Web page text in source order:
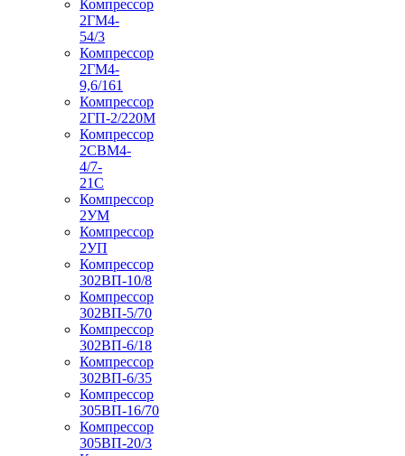
Компрессор
2ГМ4-
54/3
Компрессор
2ГМ4-
9,6/161
Компрессор
2ГП-2/220М
Компрессор
2СВМ4-
4/7-
21С
Компрессор
2УМ
Компрессор
2УП
Компрессор
302ВП-10/8
Компрессор
302ВП-5/70
Компрессор
302ВП-6/18
Компрессор
302ВП-6/35
Компрессор
305ВП-16/70
Компрессор
305ВП-20/3